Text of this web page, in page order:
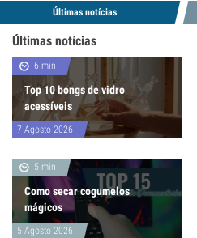
Últimas notícias
Últimas notícias
6 min
Top 10 bongs de vidro
acessíveis
7 Agosto 2026
5 min
Como secar cogumelos
mágicos
5 Agosto 2026